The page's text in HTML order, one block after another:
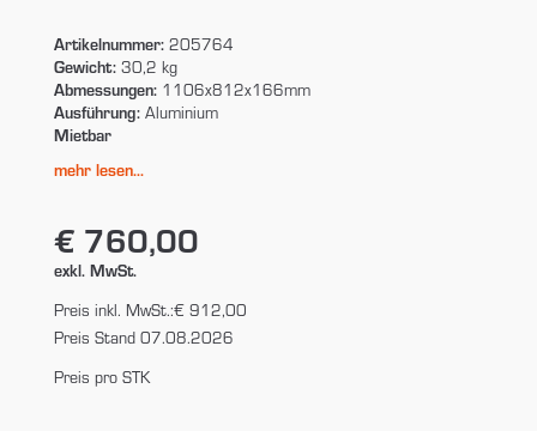
Artikelnummer:205764
Gewicht:30,2 kg
Abmessungen:1106x812x166mm
Ausführung:Aluminium
Mietbar
mehr lesen...
€ 760,00
exkl. MwSt.
Preis inkl. MwSt.:€ 912,00
Preis Stand 07.08.2026
Preis pro STK